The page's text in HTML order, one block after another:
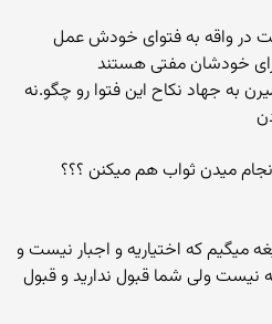
در واقه به فتوای خودش عمل
خودشان مفتی هستند
به جهاد نکاح این فتوا رو چگو.نه
میدن ثواب هم میکنن ؟؟؟
میگیم که اختیاریه و اجبار نیست و
نیست ولی شما قبول ندارید و قبول